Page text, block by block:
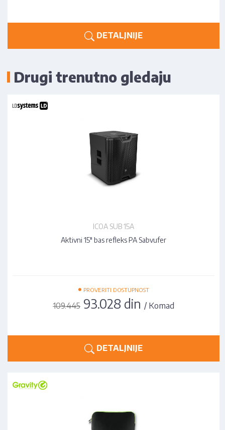
DETALJNIJE
Drugi trenutno gledaju
ICOA SUB 15A
Aktivni 15" bas refleks PA Sabvufer
• PROVERITI DOSTUPNOST
109.445 93.028 din/ Komad
DETALJNIJE